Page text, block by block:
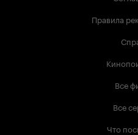
Правила
Все
Все
Что